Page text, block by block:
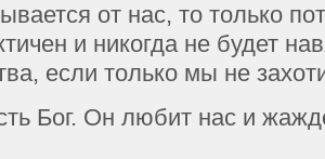
от нас, то только
и никогда не будет
если только мы не
Бог. Он любит нас и